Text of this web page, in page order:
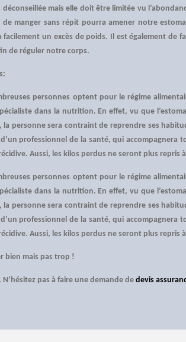
mais elle doit être limitée vu
manger sans répit pourra amener notre
un excès de poids. Il est également de
de réguler notre corps.
personnes optent pour le régime
dans la nutrition. En effet, vu que
personne sera contraint de reprendre ses
professionnel de la santé, qui
Aussi, les kilos perdus ne seront plus repris
personnes optent pour le régime
dans la nutrition. En effet, vu que
personne sera contraint de reprendre ses
professionnel de la santé, qui
Aussi, les kilos perdus ne seront plus repris
bien mais pas trop !
. N’hésitez pas à faire une demande de devis